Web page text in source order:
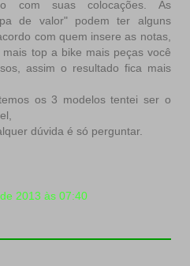
com suas colocações. As
de valor" podem ter alguns
com quem insere as notas,
top a bike mais peças você
assim o resultado fica mais
os 3 modelos tentei ser o
dúvida é só perguntar.
2013 às 07:40